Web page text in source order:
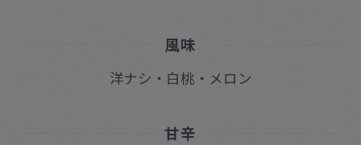
風味
洋ナシ・白桃・メロン
甘辛